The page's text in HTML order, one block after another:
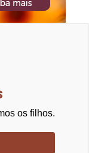
os filhos.